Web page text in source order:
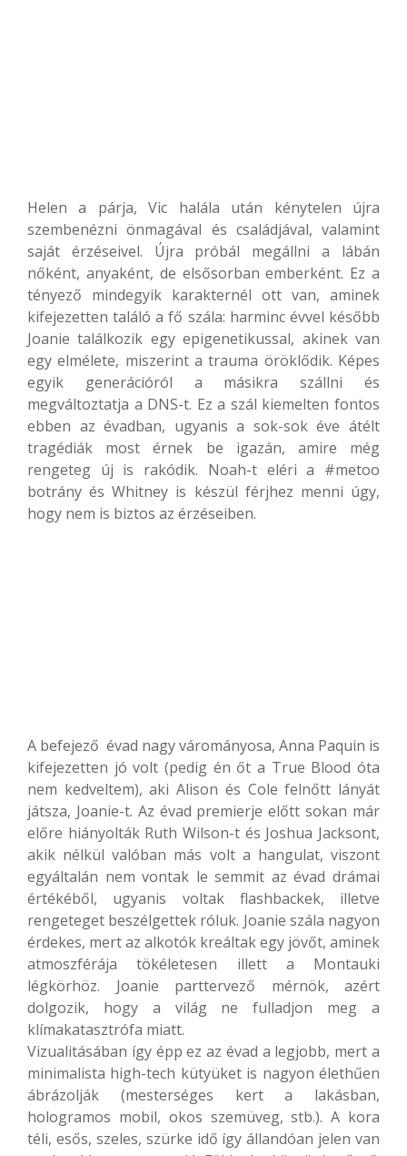
Helen a párja, Vic halála után kénytelen újra
szembenézni önmagával és családjával, valamint
saját érzéseivel. Újra próbál megállni a lábán
nőként, anyaként, de elsősorban emberként. Ez a
tényező mindegyik karakternél ott van, aminek
kifejezetten találó a fő szála: harminc évvel később
Joanie találkozik egy epigenetikussal, akinek van
egy elmélete, miszerint a trauma öröklődik. Képes
egyik generációról a másikra szállni és
megváltoztatja a DNS-t. Ez a szál kiemelten fontos
ebben az évadban, ugyanis a sok-sok éve átélt
tragédiák most érnek be igazán, amire még
rengeteg új is rakódik. Noah-t eléri a #metoo
botrány és Whitney is készül férjhez menni úgy,
hogy nem is biztos az érzéseiben.
A befejező évad nagy várományosa, Anna Paquin is
kifejezetten jó volt (pedig én őt a True Blood óta
nem kedveltem), aki Alison és Cole felnőtt lányát
játsza, Joanie-t. Az évad premierje előtt sokan már
előre hiányolták Ruth Wilson-t és Joshua Jacksont,
akik nélkül valóban más volt a hangulat, viszont
egyáltalán nem vontak le semmit az évad drámai
értékéből, ugyanis voltak flashbackek, illetve
rengeteget beszélgettek róluk. Joanie szála nagyon
érdekes, mert az alkotók kreáltak egy jövőt, aminek
atmoszférája tökéletesen illett a Montauki
légkörhöz. Joanie parttervező mérnök, azért
dolgozik, hogy a világ ne fulladjon meg a
klímakatasztrófa miatt.
Vizualitásában így épp ez az évad a legjobb, mert a
minimalista high-tech kütyüket is nagyon élethűen
ábrázolják (mesterséges kert a lakásban,
hologramos mobil, okos szemüveg, stb.). A kora
téli, esős, szeles, szürke idő így állandóan jelen van